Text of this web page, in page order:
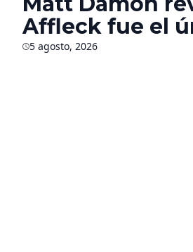
Affleck fue el
autorizado en
5 agosto, 2026